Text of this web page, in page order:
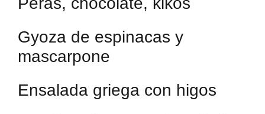
Gyoza de espinacas y
mascarpone
Ensalada griega con higos